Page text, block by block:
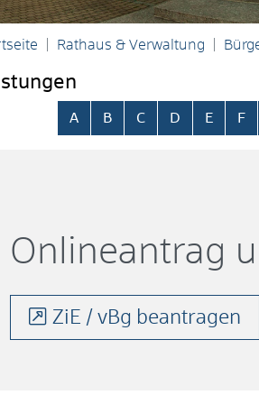
Rathaus & Verwaltung
Register
A B C D E F
Onlineantrag
ZiE / vBg beantragen